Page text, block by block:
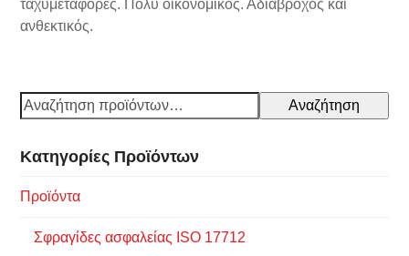
ταχυμεταφορές. Πολύ οικονομικός. Αδιάβροχος και
ανθεκτικός.
Αναζήτηση
Κατηγορίες Προϊόντων
Προϊόντα
Σφραγίδες ασφαλείας ISO 17712